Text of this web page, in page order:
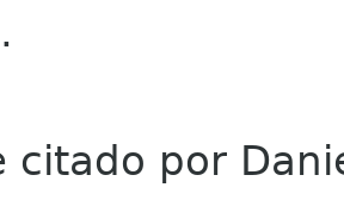
citado por